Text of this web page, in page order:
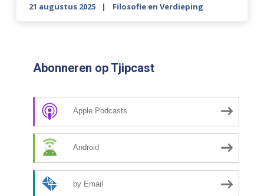
21 augustus 2025 Filosofie en Verdieping
Abonneren op Tjipcast
Apple Podcasts
Android
by Email